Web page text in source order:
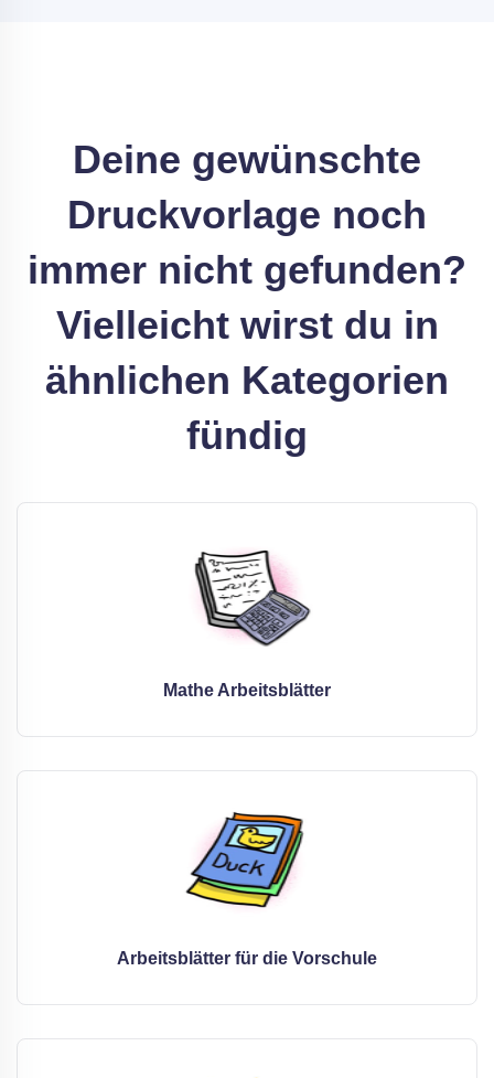
Deine gewünschte
Druckvorlage noch
immer nicht gefunden?
Vielleicht wirst du in
ähnlichen Kategorien
fündig
Mathe Arbeitsblätter
Arbeitsblätter für die Vorschule